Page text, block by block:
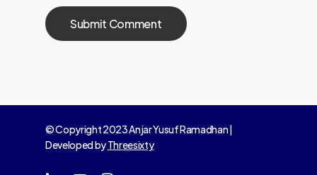
© Copyright 2023 Anjar Yusuf Ramadhan |
Developed byThreesixty